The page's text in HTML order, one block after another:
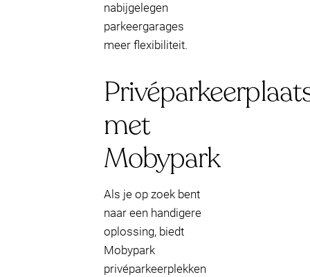
nabijgelegen
parkeergarages
meer flexibiliteit.
met
Mobypark
Als je op zoek bent
naar een handigere
oplossing, biedt
Mobypark
privéparkeerplekken